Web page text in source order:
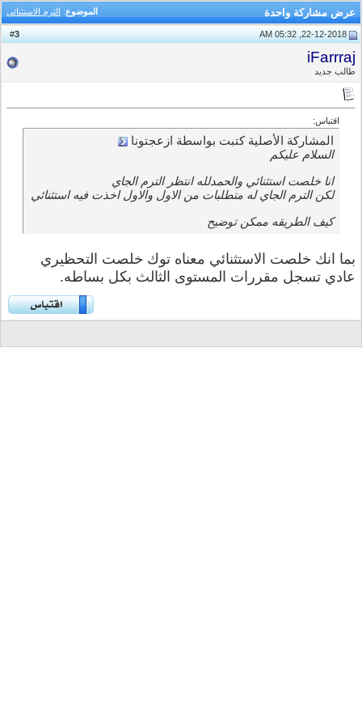
الموضوع: الترم الاستثنائي عرض مشاركة واحدة
3
iFarrraj
طالب جديد
اقتباس:
المشاركة الأصلية كتبت بواسطة ازعجتونا
السلام عليكم
انا خلصت استثنائي والحمدلله انتظر الترم الجاي
لكن الترم الجاي له متطلبات من الاول والاول اخذت فيه استثنائي
كيف الطريقه ممكن توضيح
بما انك خلصت الاستثنائي معناه توك خلصت التحظيري
عادي تسجل مقررات المستوى الثالث بكل بساطه.